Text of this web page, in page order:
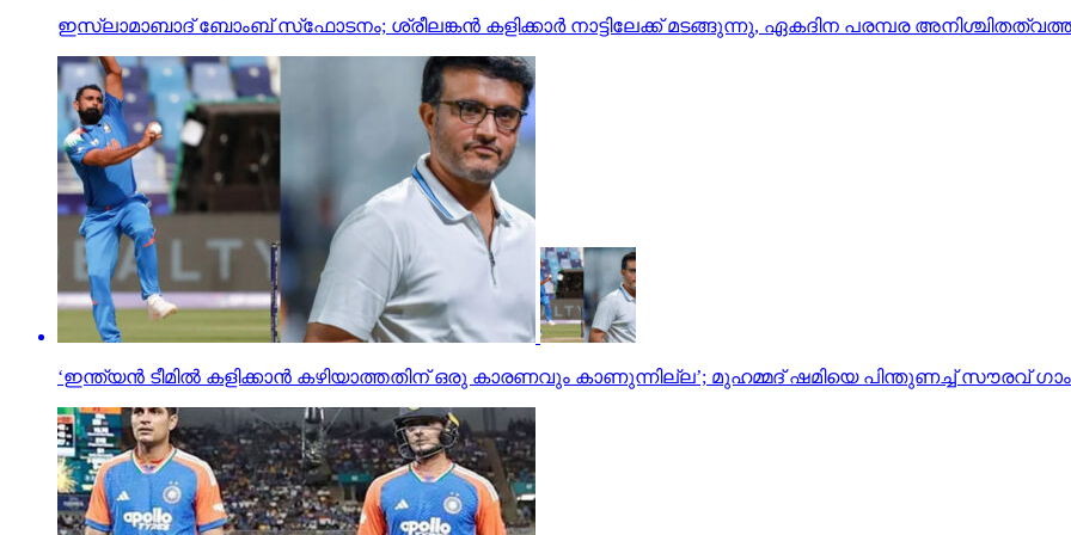
ഇസ്ലാമാബാദ് ബോംബ് സ്‌ഫോടനം; ശ്രീലങ്കന്‍ കളിക്കാര്‍ നാട്ടിലേക്ക് മടങ്ങുന്നു, ഏകദിന പരമ്പര
‘ഇന്ത്യന്‍ ടീമില്‍ കളിക്കാന്‍ കഴിയാത്തതിന് ഒരു കാരണവും കാണുന്നില്ല’; മുഹമ്മദ് ഷമിയെ പിന്തുണച്ച് സൗരവ്